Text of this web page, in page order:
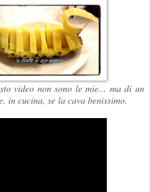
video non sono le mie... ma di un
in cucina, se la cava benissimo.